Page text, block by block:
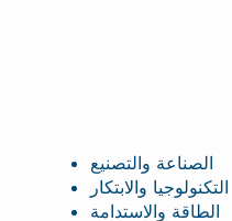
الصناعة والتصنيع
التكنولوجيا والابتكار
الطاقة والاستدامة